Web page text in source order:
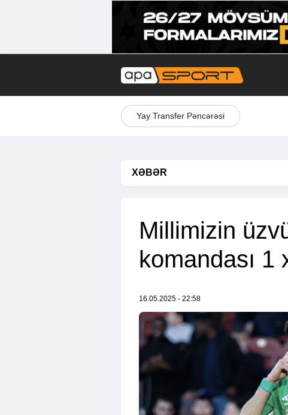
Yay Transfer Pəncərəsi
XƏBƏR
Millimizin
komandası 1
16.05.2025 - 22:58